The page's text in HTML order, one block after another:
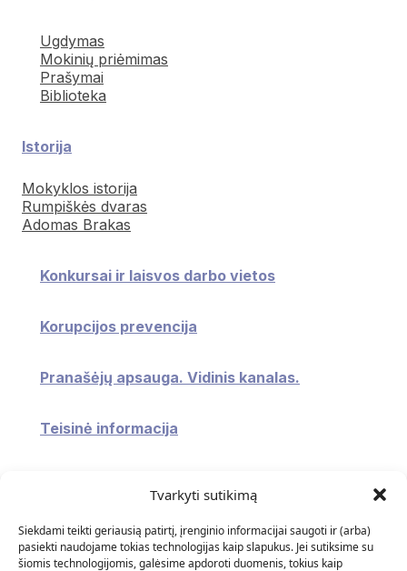
Tvarkyti sutikimą
Siekdami teikti geriausią patirtį, įrenginio informacijai saugoti ir (arba)
pasiekti naudojame tokias technologijas kaip slapukus. Jei sutiksime su
šiomis technologijomis, galėsime apdoroti duomenis, tokius kaip
Ugdymas
Mokinių priėmimas
Prašymai
Biblioteka
Istorija
Mokyklos istorija
Rumpiškės dvaras
Adomas Brakas
Konkursai ir laisvos darbo vietos
Korupcijos prevencija
Pranašėjų apsauga. Vidinis kanalas.
Teisinė informacija
Atviri duomenys